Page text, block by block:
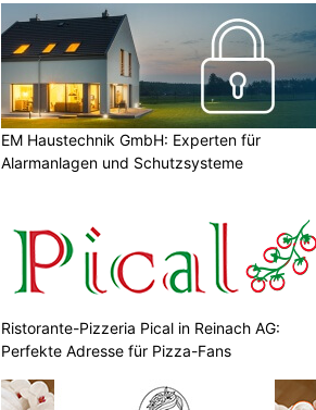
EM Haustechnik GmbH: Experten für
Alarmanlagen und Schutzsysteme
Ristorante-Pizzeria Pical in Reinach AG:
Perfekte Adresse für Pizza-Fans